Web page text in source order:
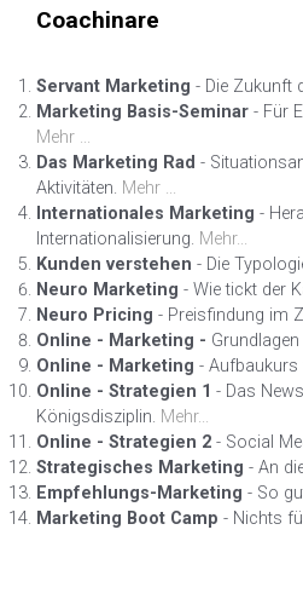
Coachinare
Servant Marketing - Die Zukunft
Marketing Basis-Seminar - Für
Mehr ...
Das Marketing Rad -
Aktivitäten. Mehr ...
Internationales Marketing -
Internationalisierung. Mehr...
Kunden verstehen - Die
Neuro Marketing - Wie tickt der
Neuro Pricing - Preisfindung im
Online - Marketing -
Online - Marketing -
Online - Strategien 1 - Das
Königsdisziplin. Mehr...
Online - Strategien 2 - Social
Strategisches Marketing - An
Empfehlungs-Marketing - So
Marketing Boot Camp - Nichts